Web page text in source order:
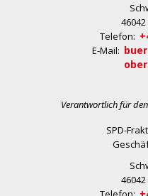
Telefon:
E-Mail:
Verantwortlich für
SPD-